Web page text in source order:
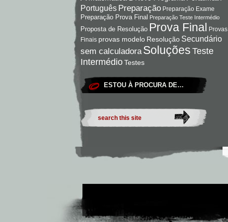
Português Preparação Preparação Exame
Preparação Prova Final Preparação Teste Intermédio
Proposta de Resolução Prova Final Provas
Finais provas modelo Resolução Secundário
sem calculadora Soluções Teste
IntermédioTestes
ESTOU À PROCURA DE…